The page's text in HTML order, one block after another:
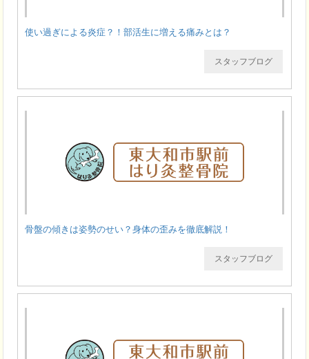
使い過ぎによる炎症？！部活生に増える痛みとは？
スタッフブログ
骨盤の傾きは姿勢のせい？身体の歪みを徹底解説！
スタッフブログ